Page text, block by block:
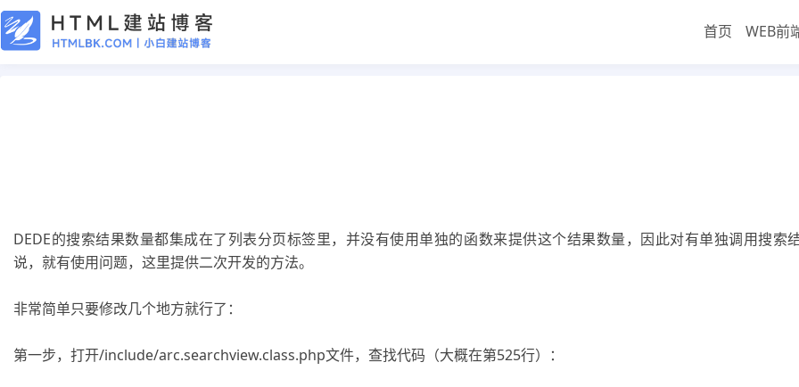
首页 WEB前
DEDE的搜索结果数量都集成在了列表分页标签里，并没有使用单独的函数来提供这个结果数量，因此对有单独调用搜索
说，就有使用问题，这里提供二次开发的方法。
非常简单只要修改几个地方就行了：
第一步，打开/include/arc.searchview.class.php文件，查找代码（大概在第525行）：